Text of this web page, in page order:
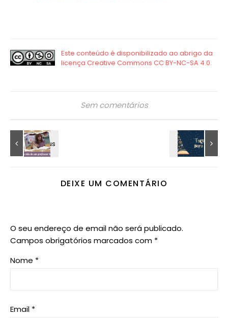
Sem comentários
DEIXE UM COMENTÁRIO
O seu endereço de email não será publicado.
Campos obrigatórios marcados com *
Nome *
Email *